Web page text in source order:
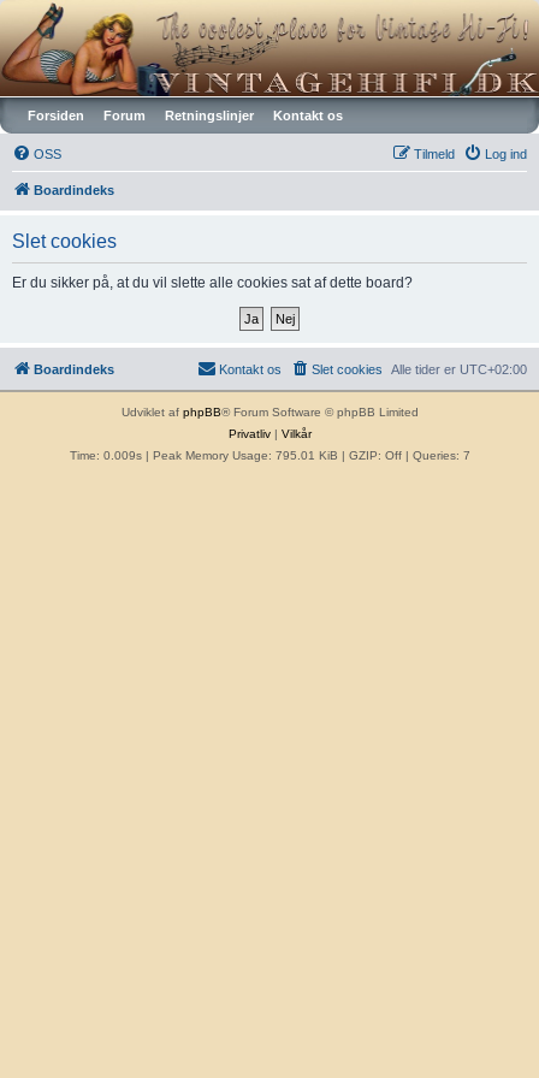
Vintagehifi.dk
Forsiden Forum Retningslinjer Kontakt os
OSS Log ind
Tilmeld
Boardindeks
Slet cookies
Er du sikker på, at du vil slette alle cookies sat af dette board?
Boardindeks Alle tider er UTC+02:00
Slet cookies
Kontakt os
Udviklet af phpBB® Forum Software © phpBB Limited
Privatliv| Vilkår
Time: 0.009s| Peak Memory Usage: 795.01 KiB | GZIP: Off | Queries: 7